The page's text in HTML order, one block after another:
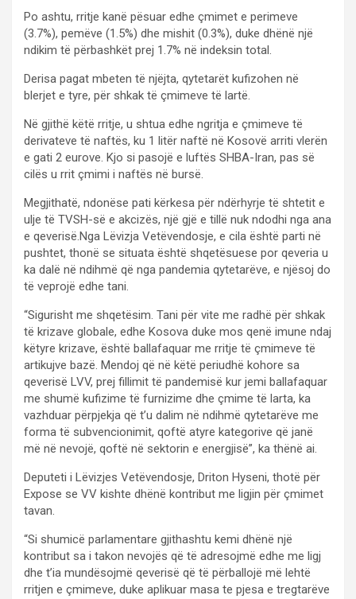
Po ashtu, rritje kanë pësuar edhe çmimet e perimeve
(3.7%), pemëve (1.5%) dhe mishit (0.3%), duke dhënë një
ndikim të përbashkët prej 1.7% në indeksin total.
Derisa pagat mbeten të njëjta, qytetarët kufizohen në
blerjet e tyre, për shkak të çmimeve të lartë.
Në gjithë këtë rritje, u shtua edhe ngritja e çmimeve të
derivateve të naftës, ku 1 litër naftë në Kosovë arriti vlerën
e gati 2 eurove. Kjo si pasojë e luftës SHBA-Iran, pas së
cilës u rrit çmimi i naftës në bursë.
Megjithatë, ndonëse pati kërkesa për ndërhyrje të shtetit e
ulje të TVSH-së e akcizës, një gjë e tillë nuk ndodhi nga ana
e qeverisë.Nga Lëvizja Vetëvendosje, e cila është parti në
pushtet, thonë se situata është shqetësuese por qeveria u
ka dalë në ndihmë që nga pandemia qytetarëve, e njësoj do
të veprojë edhe tani.
“Sigurisht me shqetësim. Tani për vite me radhë për shkak
të krizave globale, edhe Kosova duke mos qenë imune ndaj
këtyre krizave, është ballafaquar me rritje të çmimeve të
artikujve bazë. Mendoj që në këtë periudhë kohore sa
qeverisë LVV, prej fillimit të pandemisë kur jemi ballafaquar
me shumë kufizime të furnizime dhe çmime të larta, ka
vazhduar përpjekja që t’u dalim në ndihmë qytetarëve me
forma të subvencionimit, qoftë atyre kategorive që janë
më në nevojë, qoftë në sektorin e energjisë”, ka thënë ai.
Deputeti i Lëvizjes Vetëvendosje, Driton Hyseni, thotë për
Expose se VV kishte dhënë kontribut me ligjin për çmimet
tavan.
“Si shumicë parlamentare gjithashtu kemi dhënë një
kontribut sa i takon nevojës që të adresojmë edhe me ligj
dhe t’ia mundësojmë qeverisë që të përballojë më lehtë
rritjen e çmimeve, duke aplikuar masa te pjesa e tregtarëve